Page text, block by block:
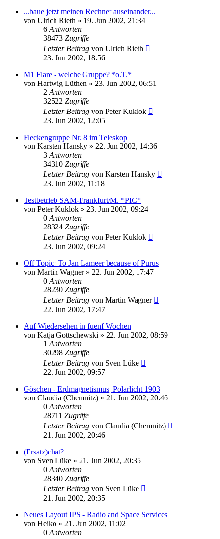
...baue jetzt meinen Rechner auseinander...
von Ulrich Rieth » 19. Jun 2002, 21:34
6 Antworten
38473 Zugriffe
Letzter Beitrag von Ulrich Rieth
23. Jun 2002, 18:56
M1 Flare - welche Gruppe? *o.T.*
von Hartwig Lüthen » 23. Jun 2002, 06:51
2 Antworten
32522 Zugriffe
Letzter Beitrag von Peter Kuklok
23. Jun 2002, 12:05
Fleckengruppe Nr. 8 im Teleskop
von Karsten Hansky » 22. Jun 2002, 14:36
3 Antworten
34310 Zugriffe
Letzter Beitrag von Karsten Hansky
23. Jun 2002, 11:18
Testbetrieb SAM-Frankfurt/M. *PIC*
von Peter Kuklok » 23. Jun 2002, 09:24
0 Antworten
28324 Zugriffe
Letzter Beitrag von Peter Kuklok
23. Jun 2002, 09:24
Off Topic: To Jan Lameer because of Purus
von Martin Wagner» 22. Jun 2002, 17:47
0 Antworten
28230 Zugriffe
Letzter Beitrag von Martin Wagner
22. Jun 2002, 17:47
Auf Wiedersehen in fuenf Wochen
von Katja Gottschewski » 22. Jun 2002, 08:59
1 Antworten
30298 Zugriffe
Letzter Beitrag von Sven Lüke
22. Jun 2002, 09:57
Göschen - Erdmagnetismus, Polarlicht 1903
von Claudia (Chemnitz) » 21. Jun 2002, 20:46
0 Antworten
28711 Zugriffe
Letzter Beitrag von Claudia (Chemnitz)
21. Jun 2002, 20:46
(Ersatz)chat?
von Sven Lüke » 21. Jun 2002, 20:35
0 Antworten
28340 Zugriffe
Letzter Beitrag von Sven Lüke
21. Jun 2002, 20:35
Neues Layout IPS - Radio and Space Services
von Heiko » 21. Jun 2002, 11:02
0 Antworten